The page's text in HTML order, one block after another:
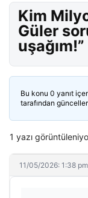
Kim
Güler
uşağım!”
Bu konu 0 yanıt
tarafından
1 yazı
11/05/2026: 1:38 pm